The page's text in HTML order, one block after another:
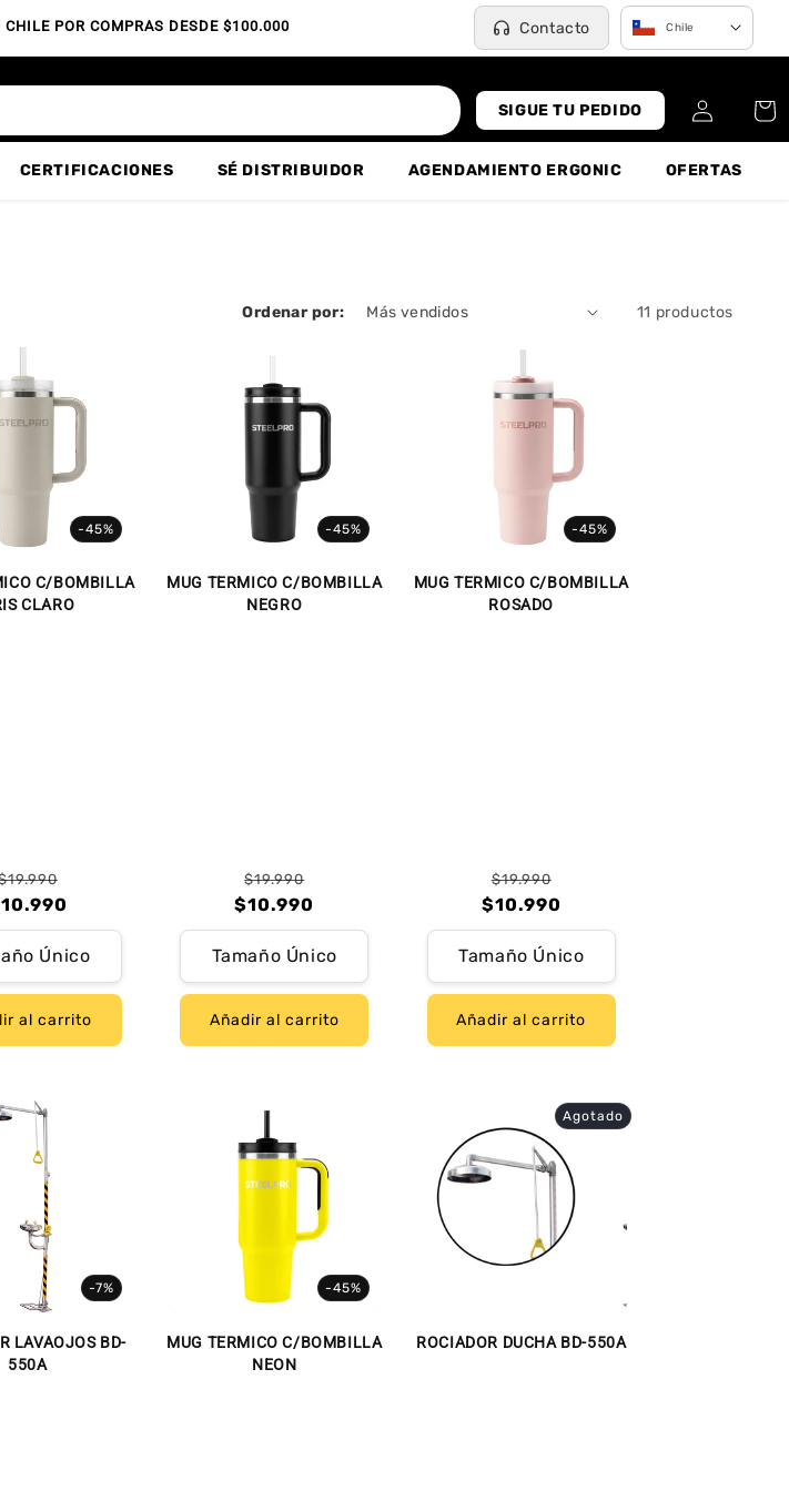
CHILE POR COMPRAS DESDE $100.000 Contacto Chile
CERTIFICACIONES SÉ DISTRIBUIDOR AGENDAMIENTO ERGONIC OFERTAS
SIGUE TU PEDIDO
Iniciar
sesión
Carrito
Ordenar por: 11 productos
-45%
C/BOMBILLA
CLARO
Precio
habitual
Precio
de
oferta
Único
al carrito
-45%
MUG TERMICO C/BOMBILLA
NEGRO
Precio
habitual
$19.990
Precio
de
oferta
$10.990
Tamaño Único
Añadir al carrito
-45%
MUG TERMICO C/BOMBILLA
ROSADO
Precio
habitual
$19.990
Precio
de
oferta
$10.990
Tamaño Único
Añadir al carrito
-7%
LAVAOJOS BD-
550A
-45%
MUG TERMICO C/BOMBILLA
NEON
Agotado
ROCIADOR DUCHA BD-550A